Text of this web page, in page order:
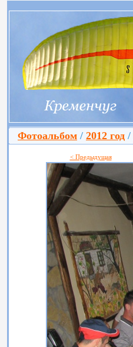
Фотоальбом / 2012 год /
< Предыдущая